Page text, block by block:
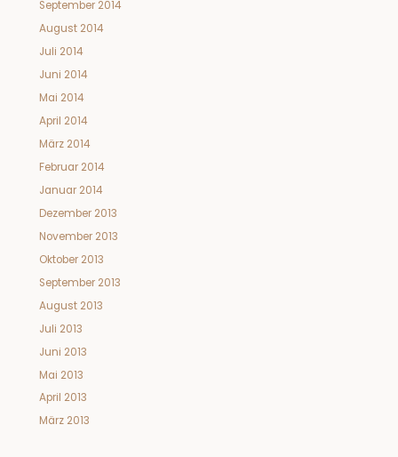
September 2014
August 2014
Juli 2014
Juni 2014
Mai 2014
April 2014
März 2014
Februar 2014
Januar 2014
Dezember 2013
November 2013
Oktober 2013
September 2013
August 2013
Juli 2013
Juni 2013
Mai 2013
April 2013
März 2013